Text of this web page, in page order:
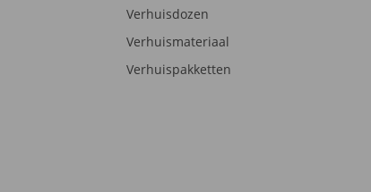
Verhuisdozen
Verhuismateriaal
Verhuispakketten